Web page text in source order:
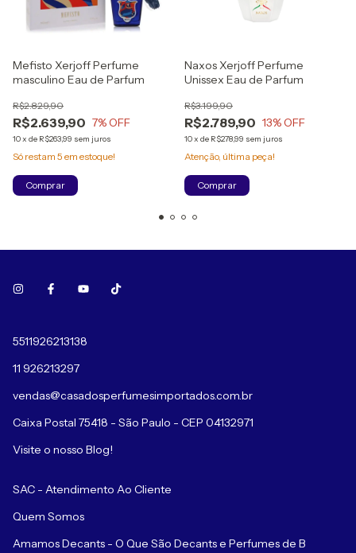
Mefisto Xerjoff Perfume
masculino Eau de Parfum
R$2.639,90
R$2.829,90
7% OFF
10x de R$263,99 sem juros
Só restam 5 em estoque!
Comprar
Naxos Xerjoff Perfume
Unissex Eau de Parfum
R$2.789,90
R$3.199,90
13% OFF
10x de R$278,99 sem juros
Atenção, última peça!
Comprar
5511926213138
11 926213297
vendas@casadosperfumesimportados.com.br
Caixa Postal 75418 - São Paulo - CEP 04132971
Visite o nosso Blog!
SAC - Atendimento Ao Cliente
Quem Somos
Amamos Decants - O Que São Decants e Perfumes de B